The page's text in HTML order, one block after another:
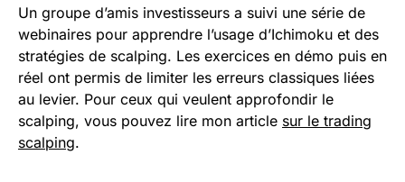
Un groupe d’amis investisseurs a suivi une série de
webinaires pour apprendre l’usage d’Ichimoku et des
stratégies de scalping. Les exercices en démo puis en
réel ont permis de limiter les erreurs classiques liées
au levier. Pour ceux qui veulent approfondir le
scalping, vous pouvez lire mon article sur le trading
scalping.